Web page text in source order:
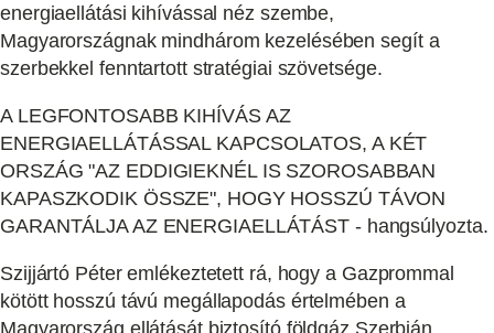
energiaellátási kihívással néz szembe,
Magyarországnak mindhárom kezelésében segít a
szerbekkel fenntartott stratégiai szövetsége.
A LEGFONTOSABB KIHÍVÁS AZ
ENERGIAELLÁTÁSSAL KAPCSOLATOS, A KÉT
ORSZÁG "AZ EDDIGIEKNÉL IS SZOROSABBAN
KAPASZKODIK ÖSSZE", HOGY HOSSZÚ TÁVON
GARANTÁLJA AZ ENERGIAELLÁTÁST - hangsúlyozta.
Szijjártó Péter emlékeztetett rá, hogy a Gazprommal
kötött hosszú távú megállapodás értelmében a
Magyarország ellátását biztosító földgáz Szerbián